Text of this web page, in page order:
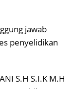
jawab
penyelidikan
S.H S.I.K M.H